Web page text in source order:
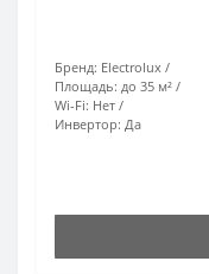
Бренд: Electrolux
Площадь: до 35 м²
Wi-Fi: Нет
Инвертор: Да